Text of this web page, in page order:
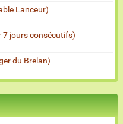
Lanceur)
7 jours consécutifs)
du Brelan)